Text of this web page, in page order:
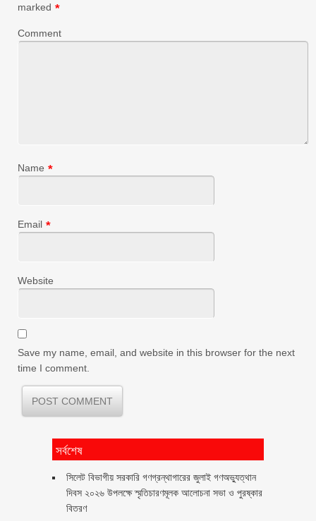
marked *
Comment
Name *
Email *
Website
Save my name, email, and website in this browser for the next
time I comment.
সর্বশেষ
সিলেট বিভাগীয় সরকারি গণগ্রন্থাগারের জুলাই গণঅভ্যুত্থান
দিবস ২০২৬ উপলক্ষে স্মৃতিচারণমূলক আলোচনা সভা ও পুরষ্কার
বিতরণ ‎ ‎